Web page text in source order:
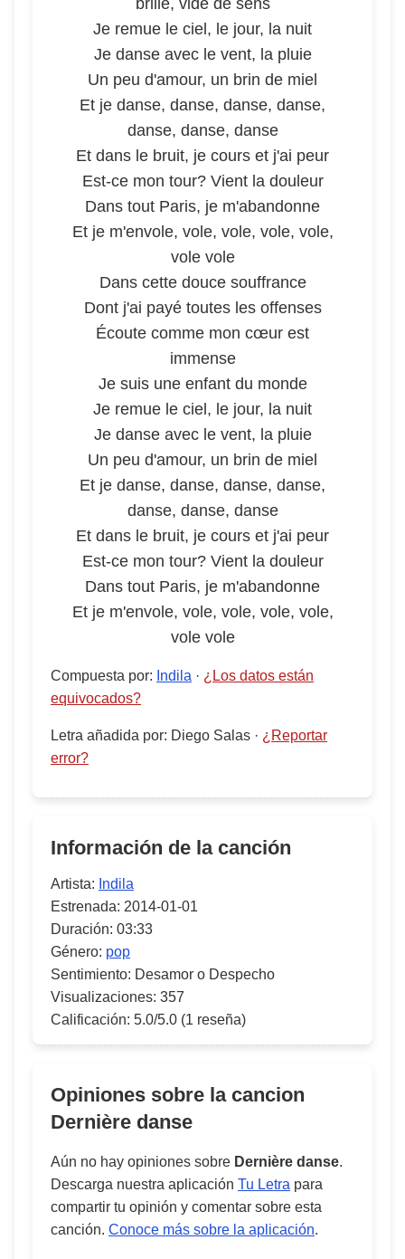
brille, vide de sens
Je remue le ciel, le jour, la nuit
Je danse avec le vent, la pluie
Un peu d'amour, un brin de miel
Et je danse, danse, danse, danse,
danse, danse, danse
Et dans le bruit, je cours et j'ai peur
Est-ce mon tour? Vient la douleur
Dans tout Paris, je m'abandonne
Et je m'envole, vole, vole, vole, vole,
vole vole
Dans cette douce souffrance
Dont j'ai payé toutes les offenses
Écoute comme mon cœur est
immense
Je suis une enfant du monde
Je remue le ciel, le jour, la nuit
Je danse avec le vent, la pluie
Un peu d'amour, un brin de miel
Et je danse, danse, danse, danse,
danse, danse, danse
Et dans le bruit, je cours et j'ai peur
Est-ce mon tour? Vient la douleur
Dans tout Paris, je m'abandonne
Et je m'envole, vole, vole, vole, vole,
vole vole
Compuesta por: Indila · ¿Los datos están
equivocados?
Letra añadida por: Diego Salas · ¿Reportar
error?
Información de la canción
Artista: Indila
Estrenada: 2014-01-01
Duración: 03:33
Género: pop
Sentimiento: Desamor o Despecho
Visualizaciones: 357
Calificación: 5.0/5.0 (1 reseña)
Opiniones sobre la cancion
Dernière danse
Aún no hay opiniones sobre Dernière danse.
Descarga nuestra aplicación Tu Letra para
compartir tu opinión y comentar sobre esta
canción. Conoce más sobre la aplicación.